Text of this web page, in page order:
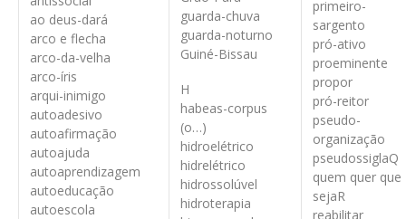
ao deus-dará
arco e flecha
arco-da-velha
arco-íris
arqui-inimigo
autoadesivo
autoafirmação
autoajuda
autoaprendizagem
autoeducação
autoescola
guarda-chuva
guarda-noturno
Guiné-Bissau
H
habeas-corpus
(o…)
hidroelétrico
hidrelétrico
hidrossolúvel
hidroterapia
primeiro-
sargento
pró-ativo
proeminente
propor
pró-reitor
pseudo-
organização
pseudossiglaQ
quem quer que
sejaR
reabilitar